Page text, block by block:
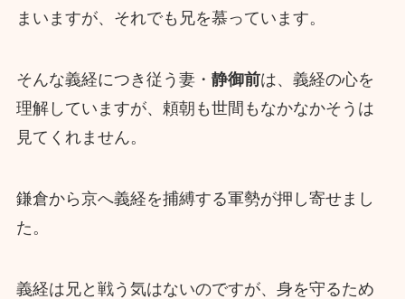
まいますが、それでも兄を慕っています。
そんな義経につき従う妻・ 静御前は、義経の心を
理解していますが、頼朝も世間もなかなかそうは
見てくれません。
鎌倉から京へ義経を捕縛する軍勢が押し寄せまし
た。
義経は兄と戦う気はないのですが、身を守るため